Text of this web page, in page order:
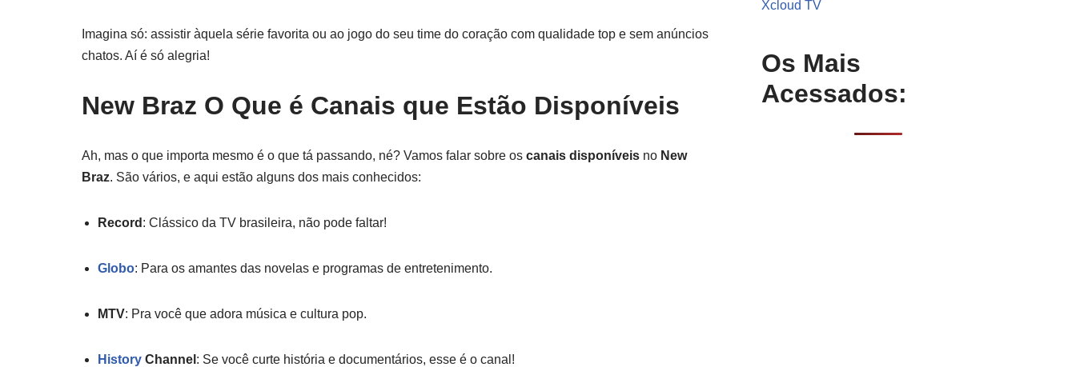
Imagina só: assistir àquela série favorita ou ao jogo do seu time do coração com qualidade top e sem anúncios
chatos. Aí é só alegria!
New Braz O Que é Canais que Estão Disponíveis
Ah, mas o que importa mesmo é o que tá passando, né? Vamos falar sobre os canais disponíveis no New
Braz. São vários, e aqui estão alguns dos mais conhecidos:
Record : Clássico da TV brasileira, não pode faltar!
Globo: Para os amantes das novelas e programas de entretenimento.
MTV: Pra você que adora música e cultura pop.
History Channel : Se você curte história e documentários, esse é o canal!
Xcloud TV
Os Mais
Acessados: